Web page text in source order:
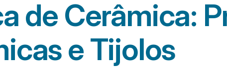
de Cerâmica:
e Tijolos